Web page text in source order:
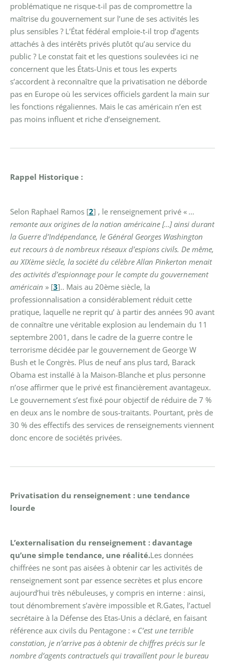
problématique ne risque-t-il pas de compromettre la
maîtrise du gouvernement sur l’une de ses activités les
plus sensibles ? L’État fédéral emploie-t-il trop d’agents
attachés à des intérêts privés plutôt qu’au service du
public ? Le constat fait et les questions soulevées ici ne
concernent que les États-Unis et tous les experts
s’accordent à reconnaître que la privatisation ne déborde
pas en Europe où les services officiels gardent la main sur
les fonctions régaliennes. Mais le cas américain n’en est
pas moins influent et riche d’enseignement.
Rappel Historique :
Selon Raphael Ramos [2] , le renseignement privé « …
remonte aux origines de la nation américaine […] ainsi durant
la Guerre d’Indépendance, le Général Georges Washington
eut recours à de nombreux réseaux d’espions civils. De même,
au XIXème siècle, la société du célèbre Allan Pinkerton menait
des activités d’espionnage pour le compte du gouvernement
américain » [3].. Mais au 20ème siècle, la
professionnalisation a considérablement réduit cette
pratique, laquelle ne reprit qu’ à partir des années 90 avant
de connaître une véritable explosion au lendemain du 11
septembre 2001, dans le cadre de la guerre contre le
terrorisme décidée par le gouvernement de George W
Bush et le Congrès. Plus de neuf ans plus tard, Barack
Obama est installé à la Maison-Blanche et plus personne
n’ose affirmer que le privé est financièrement avantageux.
Le gouvernement s’est fixé pour objectif de réduire de 7 %
en deux ans le nombre de sous-traitants. Pourtant, près de
30 % des effectifs des services de renseignements viennent
donc encore de sociétés privées.
Privatisation du renseignement : une tendance
lourde
L’externalisation du renseignement : davantage
qu’une simple tendance, une réalité.Les données
chiffrées ne sont pas aisées à obtenir car les activités de
renseignement sont par essence secrètes et plus encore
aujourd’hui très nébuleuses, y compris en interne : ainsi,
tout dénombrement s’avère impossible et R.Gates, l’actuel
secrétaire à la Défense des Etas-Unis a déclaré, en faisant
référence aux civils du Pentagone : « C’est une terrible
constation, je n’arrive pas à obtenir de chiffres précis sur le
nombre d’agents contractuels qui travaillent pour le bureau